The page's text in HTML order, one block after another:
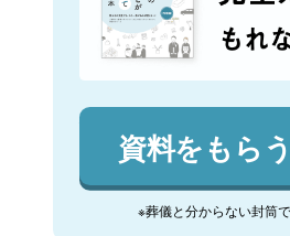
資料をもらう
※葬儀と分からない封筒